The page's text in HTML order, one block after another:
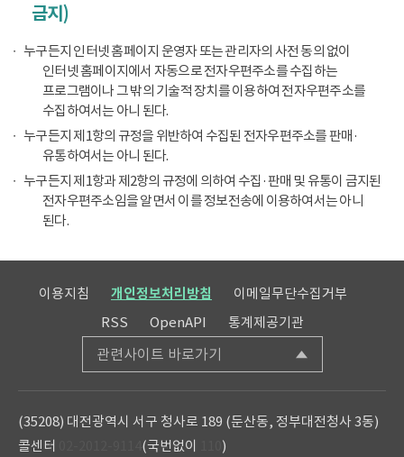
금지)
누구든지 인터넷 홈페이지 운영자 또는 관리자의 사전 동의 없이
인터넷 홈페이지에서 자동으로 전자우편주소를 수집하는
프로그램이나 그 밖의 기술적 장치를 이용하여 전자우편주소를
수집하여서는 아니 된다.
누구든지 제1항의 규정을 위반하여 수집된 전자우편주소를 판매·
유통하여서는 아니 된다.
누구든지 제1항과 제2항의 규정에 의하여 수집·판매 및 유통이 금지된
전자우편주소임을 알면서 이를 정보전송에 이용하여서는 아니
된다.
이용지침 개인정보처리방침
이메일무단수집거부
RSS
OpenAPI 통계제공기관
관련사이트 바로가기
(35208) 대전광역시 서구 청사로 189 (둔산동, 정부대전청사 3동)
콜센터
(국번없이 )